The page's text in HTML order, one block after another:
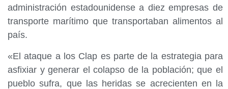
administración estadounidense a diez empresas de
transporte marítimo que transportaban alimentos al
país.
«El ataque a los Clap es parte de la estrategia para
asfixiar y generar el colapso de la población; que el
pueblo sufra, que las heridas se acrecienten en la